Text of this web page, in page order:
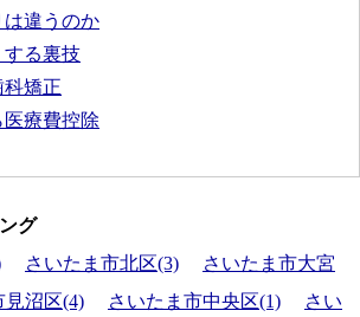
違うのか
する裏技
科矯正
療費控除
グ
さいたま市北区(3)
さいたま市大宮
見沼区(4) さいたま市中央区(1)
さい